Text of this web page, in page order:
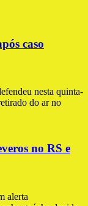
caso
nesta quinta-
do ar no
no RS e
alerta